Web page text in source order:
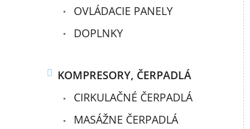
OVLÁDACIE PANELY
DOPLNKY
KOMPRESORY, ČERPADLÁ
CIRKULAČNÉ ČERPADLÁ
MASÁŽNE ČERPADLÁ